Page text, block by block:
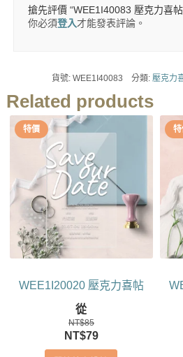
搶先評價 “WEE1I40083 壓克力喜帖
你必須登入才能發表評論。
貨號:WEE1I40083 分類:壓克力
Related products
特價
WEE1I20020 壓克力喜帖
從
NT$85
原
始
NT$79目
前